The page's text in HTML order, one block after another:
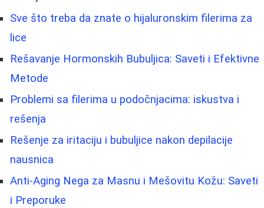
Sve što treba da znate o hijaluronskim filerima za
lice
Rešavanje Hormonskih Bubuljica: Saveti i Efektivne
Metode
Problemi sa filerima u podočnjacima: iskustva i
rešenja
Rešenje za iritaciju i bubuljice nakon depilacije
nausnica
Anti-Aging Nega za Masnu i Mešovitu Kožu: Saveti
i Preporuke